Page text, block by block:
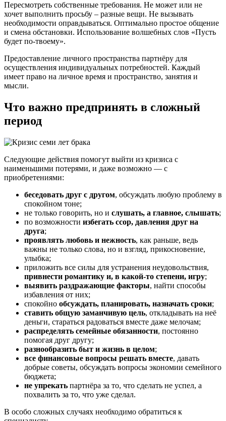
Пересмотреть собственные требования. Не может или не
хочет выполнить просьбу – разные вещи. Не вызывать
необходимости оправдываться. Оптимально простое общение
и смена обстановки. Использование волшебных слов «Пусть
будет по-твоему».
Предоставление личного пространства партнёру для
осуществления индивидуальных потребностей. Каждый
имеет право на личное время и пространство, занятия и
мысли.
Что важно предпринять в сложный
период
Следующие действия помогут выйти из кризиса с
наименьшими потерями, и даже возможно — с
приобретениями:
беседовать друг с другом, обсуждать любую проблему в
спокойном тоне;
не только говорить, но и слушать, а главное, слышать;
по возможности избегать ссор, давления друг на
друга;
проявлять любовь и нежность, как раньше, ведь
важны не только слова, но и взгляд, прикосновение,
улыбка;
приложить все силы для устранения неудовольствия,
привнести романтику и, в какой-то степени, игру;
выявить раздражающие факторы, найти способы
избавления от них;
спокойно обсуждать, планировать, назначать сроки;
ставить общую заманчивую цель, откладывать на неё
деньги, стараться радоваться вместе даже мелочам;
распределять семейные обязанности, постоянно
помогая друг другу;
разнообразить быт и жизнь в целом;
все финансовые вопросы решать вместе, давать
добрые советы, обсуждать вопросы экономии семейного
бюджета;
не упрекать партнёра за то, что сделать не успел, а
похвалить за то, что уже сделал.
В особо сложных случаях необходимо обратиться к